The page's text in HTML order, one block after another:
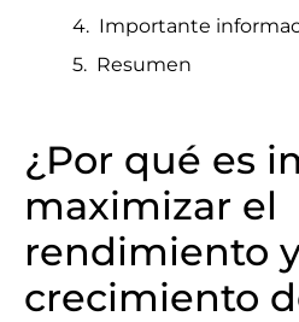
Importante
Resumen
¿Por qué es
maximizar el
rendimiento
crecimiento